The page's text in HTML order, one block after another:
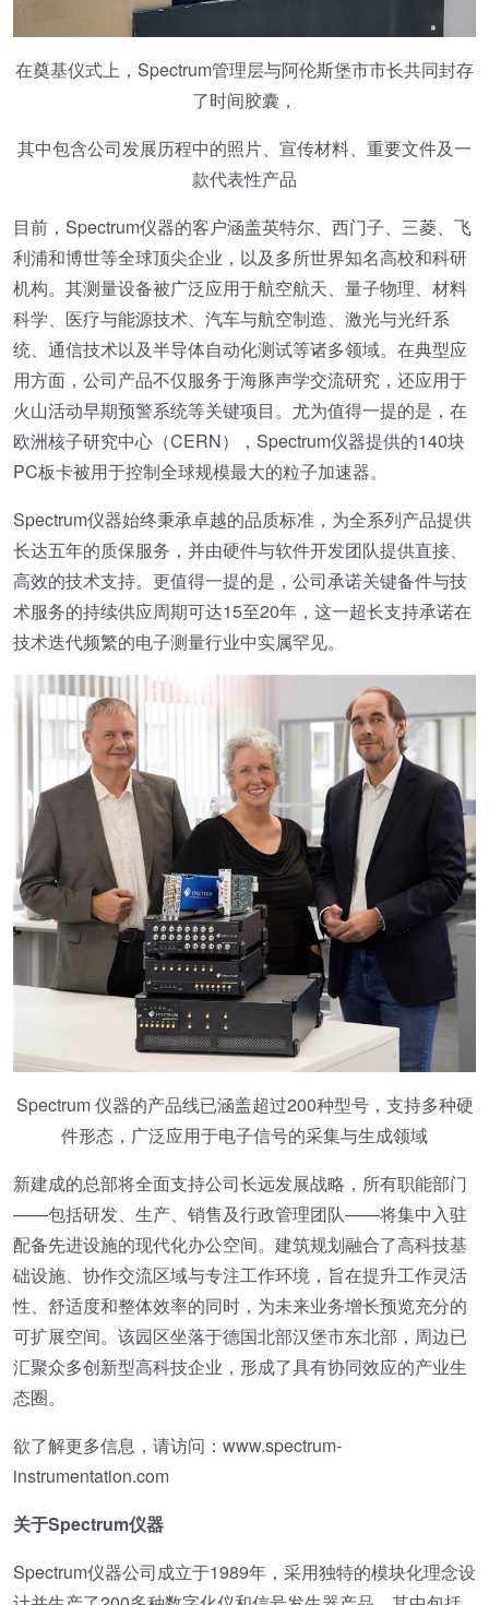
在奠基仪式上，Spectrum管理层与阿伦斯堡市市长共同封存
了时间胶囊，
其中包含公司发展历程中的照片、宣传材料、重要文件及一
款代表性产品
目前，Spectrum仪器的客户涵盖英特尔、西门子、三菱、飞
利浦和博世等全球顶尖企业，以及多所世界知名高校和科研
机构。其测量设备被广泛应用于航空航天、量子物理、材料
科学、医疗与能源技术、汽车与航空制造、激光与光纤系
统、通信技术以及半导体自动化测试等诸多领域。在典型应
用方面，公司产品不仅服务于海豚声学交流研究，还应用于
火山活动早期预警系统等关键项目。尤为值得一提的是，在
欧洲核子研究中心（CERN），Spectrum仪器提供的140块
PC板卡被用于控制全球规模最大的粒子加速器。
Spectrum仪器始终秉承卓越的品质标准，为全系列产品提供
长达五年的质保服务，并由硬件与软件开发团队提供直接、
高效的技术支持。更值得一提的是，公司承诺关键备件与技
术服务的持续供应周期可达15至20年，这一超长支持承诺在
技术迭代频繁的电子测量行业中实属罕见。
Spectrum 仪器的产品线已涵盖超过200种型号，支持多种硬
件形态，广泛应用于电子信号的采集与生成领域
新建成的总部将全面支持公司长远发展战略，所有职能部门
——包括研发、生产、销售及行政管理团队——将集中入驻
配备先进设施的现代化办公空间。建筑规划融合了高科技基
础设施、协作交流区域与专注工作环境，旨在提升工作灵活
性、舒适度和整体效率的同时，为未来业务增长预览充分的
可扩展空间。该园区坐落于德国北部汉堡市东北部，周边已
汇聚众多创新型高科技企业，形成了具有协同效应的产业生
态圈。
欲了解更多信息，请访问：www.spectrum-
instrumentation.com
关于Spectrum仪器
Spectrum仪器公司成立于1989年，采用独特的模块化理念设